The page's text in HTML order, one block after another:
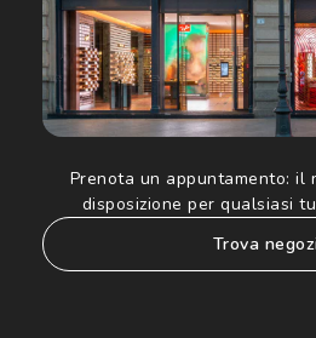
Prenota un appuntamento: il
disposizione per qualsiasi
trova